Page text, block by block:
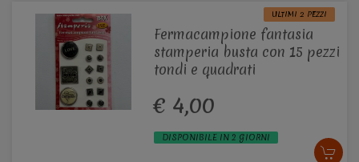
ULTIMI 2 PEZZI
Fermacampione fantasia
stamperia busta con 15 pezzi
tondi e quadrati
€ 4,00
DISPONIBILE IN 2 GIORNI